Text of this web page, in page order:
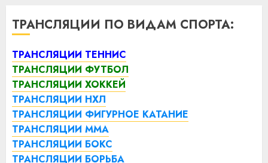
ТРАНСЛЯЦИИ ПО ВИДАМ СПОРТА:
ТРАНСЛЯЦИИ ТЕННИС
ТРАНСЛЯЦИИ ФУТБОЛ
ТРАНСЛЯЦИИ ХОККЕЙ
ТРАНСЛЯЦИИ НХЛ
ТРАНСЛЯЦИИ ФИГУРНОЕ КАТАНИЕ
ТРАНСЛЯЦИИ ММА
ТРАНСЛЯЦИИ БОКС
ТРАНСЛЯЦИИ БОРЬБА